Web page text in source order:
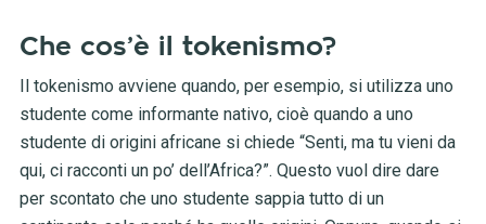
Che cos’è il tokenismo?
Il tokenismo avviene quando, per esempio, si utilizza uno
studente come informante nativo, cioè quando a uno
studente di origini africane si chiede “Senti, ma tu vieni da
qui, ci racconti un po’ dell’Africa?”. Questo vuol dire dare
per scontato che uno studente sappia tutto di un